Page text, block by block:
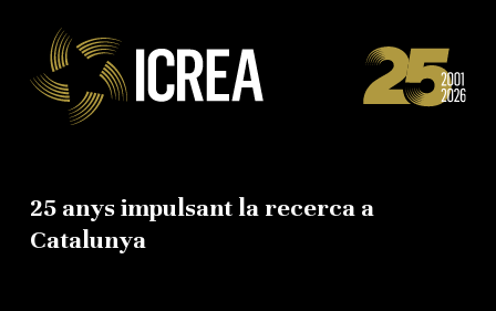
25 anys impulsant la recerca a
Catalunya